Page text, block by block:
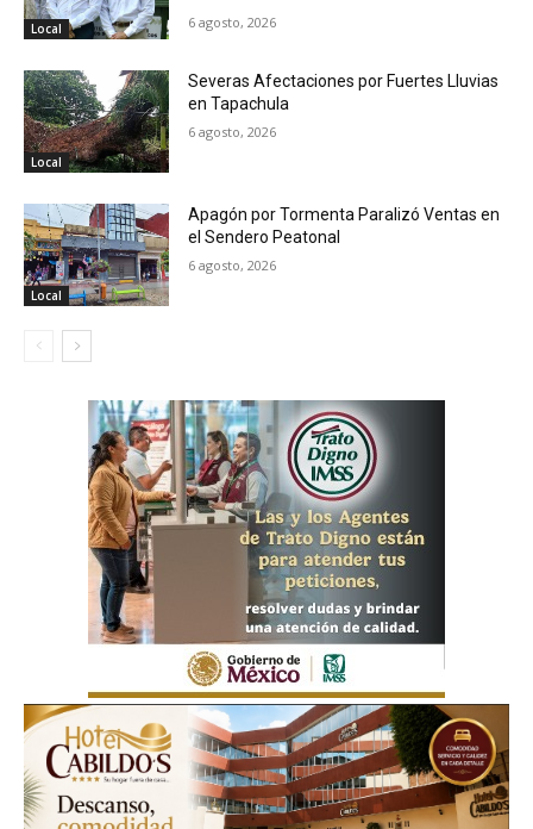
Local 6 agosto, 2026
Local
Severas Afectaciones por Fuertes Lluvias
en Tapachula
6 agosto, 2026
Local
Apagón por Tormenta Paralizó Ventas en
el Sendero Peatonal
6 agosto, 2026